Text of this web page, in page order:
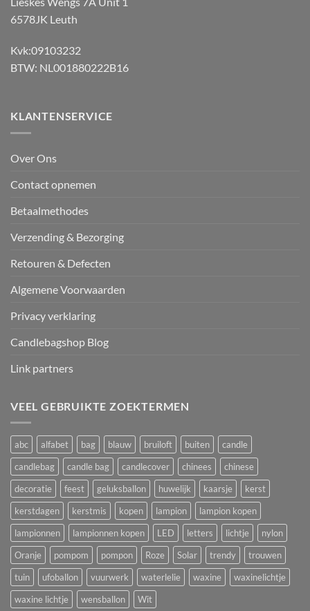
6578JK Leuth
Kvk:09103232
BTW: NL001880222B16
KLANTENSERVICE
Over Ons
Contact opnemen
Betaalmethodes
Verzending & Bezorging
Retouren & Defecten
Algemene Voorwaarden
Privacy verklaring
Candlebagshop Blog
Link partners
VEEL GEBRUIKTE ZOEKTERMEN
abc alfabet bag blauw bruiloft buiten
candle
candlebag
candle bag candlecover chinees
chinese
decoratie
feest geluksballon huwelijk kaarsje
kerst
kerstdagen
kerstmis kopen lampion
lampion kopen
lampionnen
lampionnen kopen LED letters lichtje
nylon
Oranje
pompom pompon Roze Solar trendy
trouwen
tuin
ufoballon vuurwerk waterlelie waxine
waxinelichtje
waxine lichtje
wensballon Wit